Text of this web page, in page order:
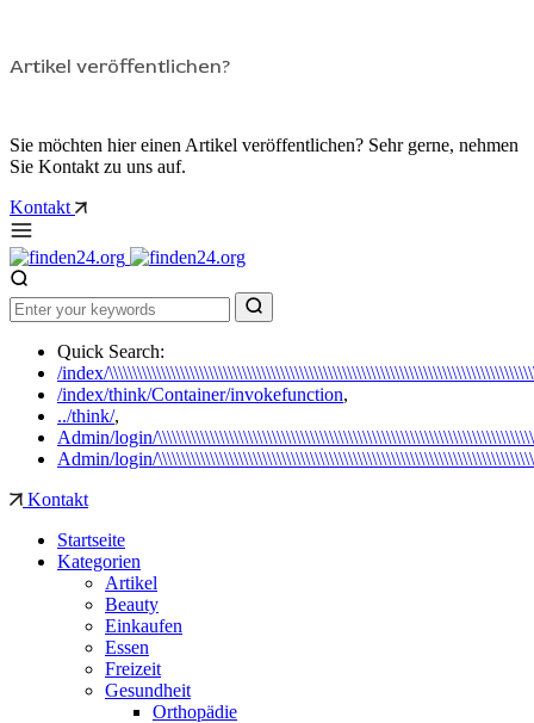
Artikel veröffentlichen?
Sie möchten hier einen Artikel veröffentlichen? Sehr gerne, nehmen
Sie Kontakt zu uns auf.
Kontakt
Quick Search:
/index/
/index/think/Container/invokefunction,
../think/,
Admin/login/
Admin/login/
Kontakt
Startseite
Kategorien
Artikel
Beauty
Einkaufen
Essen
Freizeit
Gesundheit
Orthopädie